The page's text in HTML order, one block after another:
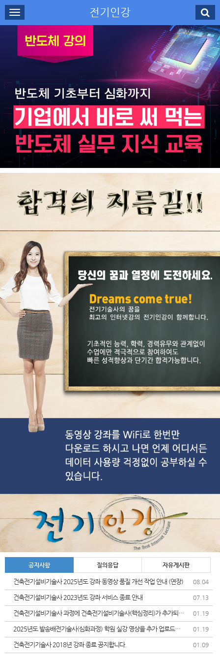
전기인강
로그인
수강신청
강사소개
고객센터
무료강의
공지사항 질의응답 자유게시판
건축전기설비기술사 2025년도 강좌 동영상 품질 개선 작업 안내 (연장) 08.04
건축전기설비기술사 2023년도 강좌 서비스 종료 안내 07.13
건축전기설비기술사 과정에 건축전기설비기술사(핵심정리)가 추가되었
습니다.
01.19
2025년도 발송배전기술사(심화과정) 학원 실강 영상을 추가 업로드및
가격인상 안내드립니다.
01.19
건축전기기술사 2018년 강좌 종료 공지합니다. 01.09